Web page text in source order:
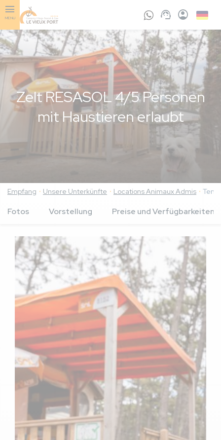
Skip
to
content
MENU
Zelt RESASOL 4/5 Personen
mit Haustieren erlaubt
Empfang Unsere Unterkünfte Locations Animaux Admis
Fotos Vorstellung Preise und Verfügbarkeiten